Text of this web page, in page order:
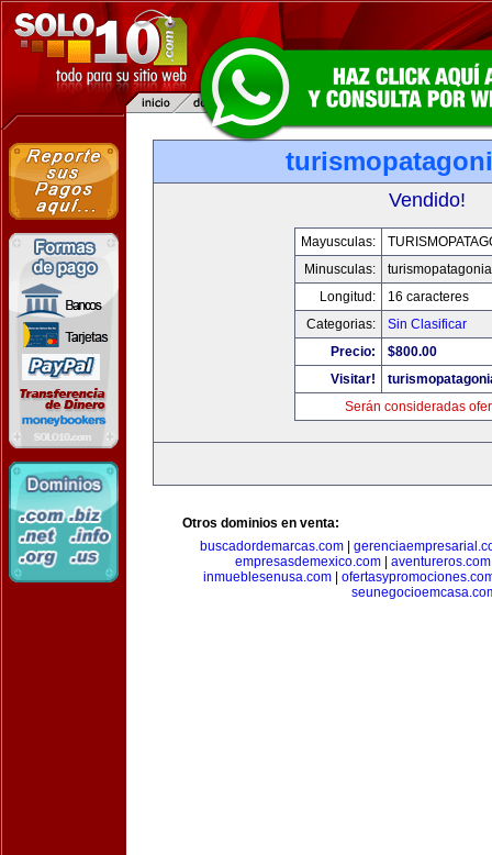
Vendido!
Mayusculas:
Minusculas:
Longitud:
16 caracteres
Categorias:
Sin Clasificar
Precio:
$800.00
Visitar!
Serán consideradas
Otros dominios en venta:
buscadordemarcas.com|
empresasdemexico.com| aventureros.com
inmueblesenusa.com|